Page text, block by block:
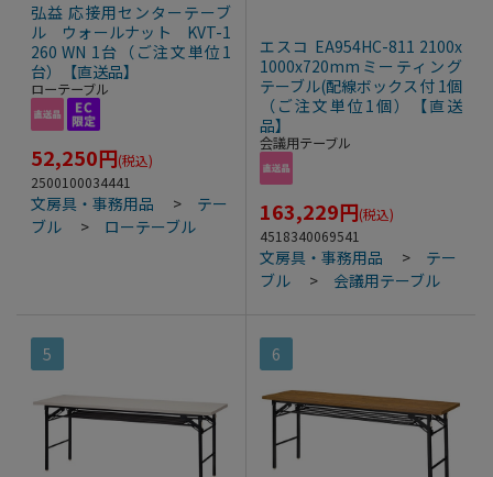
弘益 応接用センターテーブ
ル ウォールナット KVT-1
260 WN 1台（ご注文単位1
台）【直送品】
ローテーブル
52,250円(税込)
2500100034441
文房具・事務用品 > テー
ブル
> ローテーブル
エスコ EA954HC-811 2100x
1000x720mmミーティング
テーブル(配線ボックス付 1個
（ご注文単位1個）【直送
品】
会議用テーブル
163,229円(税込)
4518340069541
文房具・事務用品 > テー
ブル
> 会議用テーブル
5 6